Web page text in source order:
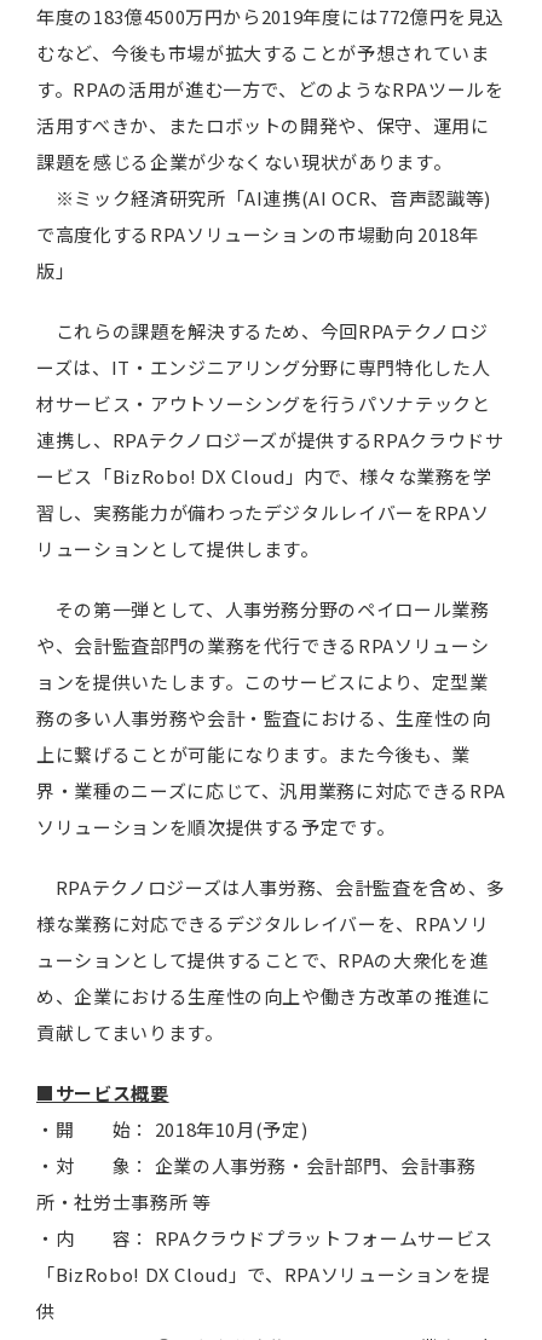
年度の183億4500万円から2019年度には772億円を見込
むなど、今後も市場が拡大することが予想されていま
す。RPAの活用が進む一方で、どのようなRPAツールを
活用すべきか、またロボットの開発や、保守、運用に
課題を感じる企業が少なくない現状があります。
※ミック経済研究所「AI連携(AI OCR、音声認識等)
で高度化するRPAソリューションの市場動向 2018年
版」
これらの課題を解決するため、今回RPAテクノロジ
ーズは、IT・エンジニアリング分野に専門特化した人
材サービス・アウトソーシングを行うパソナテックと
連携し、RPAテクノロジーズが提供するRPAクラウドサ
ービス「BizRobo! DX Cloud」内で、様々な業務を学
習し、実務能力が備わったデジタルレイバーをRPAソ
リューションとして提供します。
その第一弾として、人事労務分野のペイロール業務
や、会計監査部門の業務を代行できるRPAソリューシ
ョンを提供いたします。このサービスにより、定型業
務の多い人事労務や会計・監査における、生産性の向
上に繋げることが可能になります。また今後も、業
界・業種のニーズに応じて、汎用業務に対応できるRPA
ソリューションを順次提供する予定です。
RPAテクノロジーズは人事労務、会計監査を含め、多
様な業務に対応できるデジタルレイバーを、RPAソリ
ューションとして提供することで、RPAの大衆化を進
め、企業における生産性の向上や働き方改革の推進に
貢献してまいります。
■サービス概要
・開 始： 2018年10月(予定)
・対 象： 企業の人事労務・会計部門、会計事務
所・社労士事務所 等
・内 容： RPAクラウドプラットフォームサービス
「BizRobo! DX Cloud」で、RPAソリューションを提
供